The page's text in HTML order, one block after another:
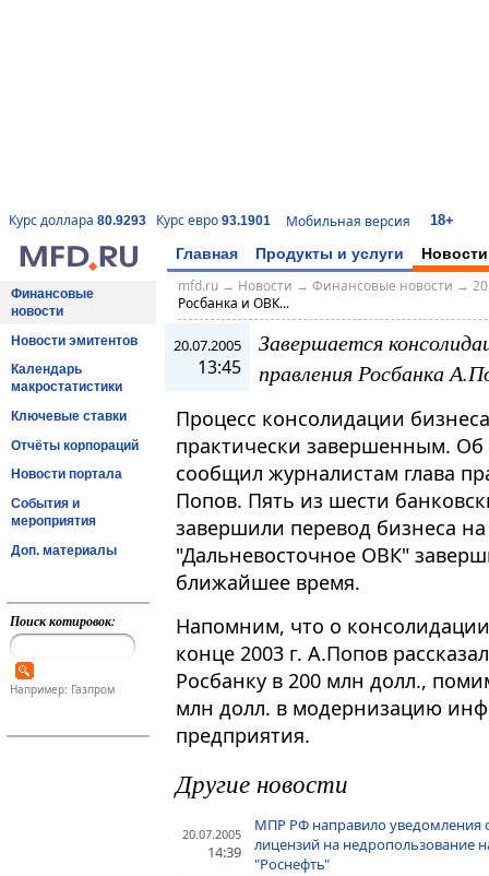
Курс доллара 80.9293 Курс евро 93.1901 Мобильная версия 18+
Главная Продукты и услуги Новости
Финансовые
новости
Новости эмитентов
Календарь
макростатистики
Ключевые ставки
Отчёты корпораций
Новости портала
События и
мероприятия
Доп. материалы
Поиск котировок:
Например: Газпром
mfd.ru→ Новости → Финансовые новости →
Росбанка и ОВК...
20.07.2005
13:45
Завершается
правления Росбанка
Процесс консолидации
практически завершенным.
сообщил журналистам глава
Попов. Пять из шести
завершили перевод бизнеса
"Дальневосточное ОВК"
ближайшее время.
Напомним, что о
конце 2003 г. А.Попов
Росбанку в 200 млн долл.,
млн долл. в модернизацию
предприятия.
Другие новости
20.07.2005
14:39
МПР РФ направило
лицензий на
"Роснефть"